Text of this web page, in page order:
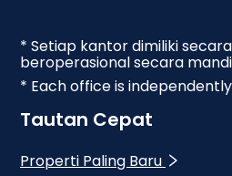
* Setiap kantor dimiliki
beroperasional secara
* Each office is
Tautan Cepat
Properti Paling Baru